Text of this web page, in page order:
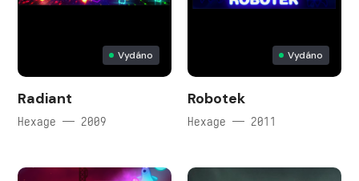
Vydáno
Radiant
Hexage — 2009
Vydáno
Robotek
Hexage — 2011